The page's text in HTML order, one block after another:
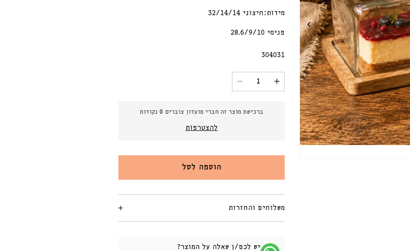
מידות:חיצוני 32/14/14
פנימי 28.6/9/10
מק"ט:
304031
הגדל
כמות
פעמון
כמות
פעמון
אינגליש
ברכישת מוצר זה חברי מועדון צוברים0 נקודות
להצטרפות
הוספה לסל
משלוחים והחזרות
יש לכם/ן שאלה על המוצר?